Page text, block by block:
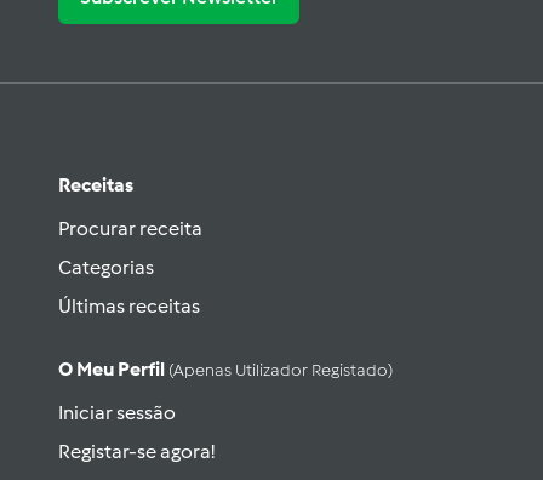
Receitas
Procurar receita
Categorias
Últimas receitas
O Meu Perfil (apenas Utilizador Registado)
Iniciar sessão
Registar-se agora!